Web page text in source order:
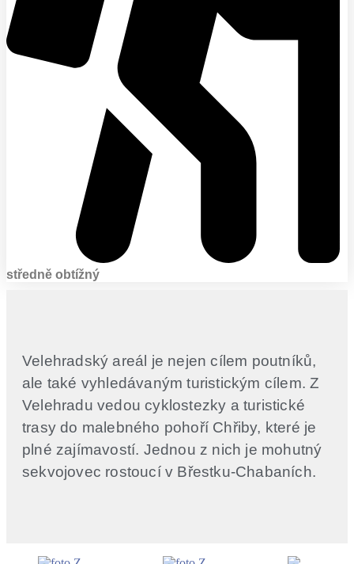
středně obtížný
Velehradský areál je nejen cílem poutníků,
ale také vyhledávaným turistickým cílem. Z
Velehradu vedou cyklostezky a turistické
trasy do malebného pohoří Chřiby, které je
plné zajímavostí. Jednou z nich je mohutný
sekvojovec rostoucí v Břestku-Chabaních.